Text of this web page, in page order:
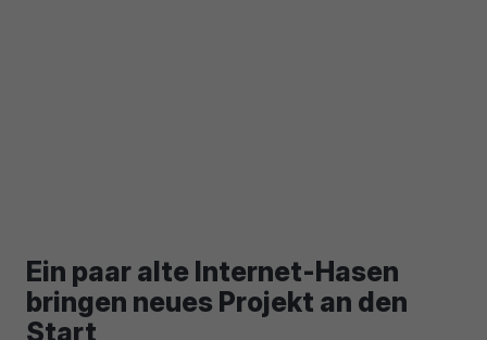
Ein paar alte Internet-Hasen
bringen neues Projekt an den
Start